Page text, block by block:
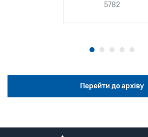
5782
Перейти до архіву